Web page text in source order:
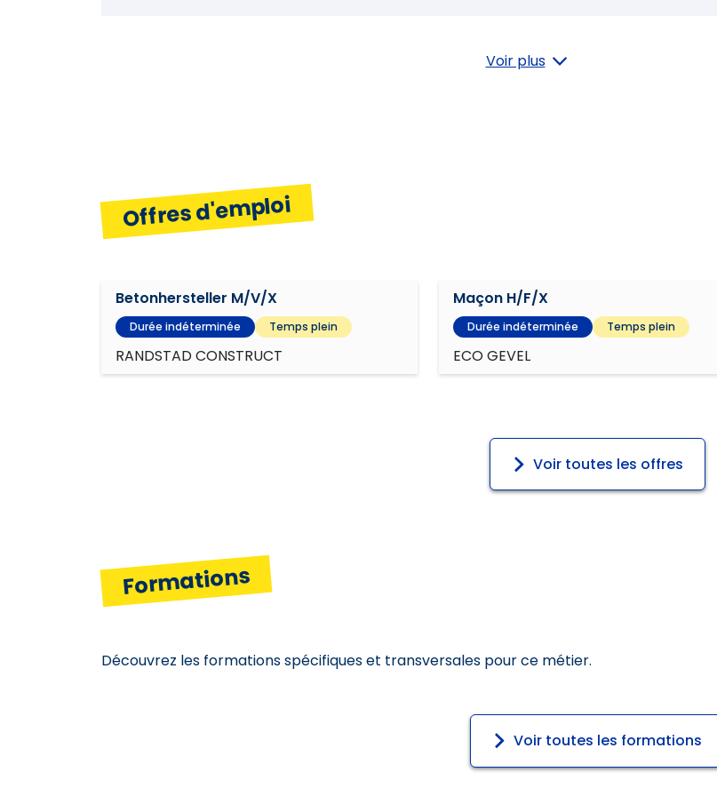
Voir plus
Offres d'emploi
Betonhersteller M/V/X
Durée indéterminée Temps plein
RANDSTAD CONSTRUCT
Maçon H/F/X
Durée indéterminée Temps plein
ECO GEVEL
Voir toutes les offres
Formations
Découvrez les formations spécifiques et transversales pour ce métier.
Voir toutes les formations